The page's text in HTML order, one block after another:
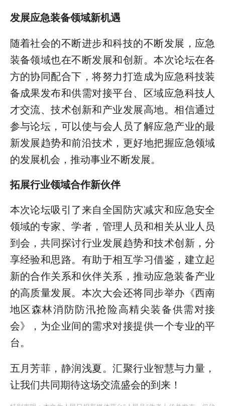
发展应急装备领域新机遇
随着社会的不断进步和科技的不断发展，应急
装备领域也在不断发展和创新。本次论坛在各
方的协同配合下，将努力打造成为应急科技装
备成果发布和供需对接平台、区域应急科技人
才交流、技术创新和产业发展高地。相信通过
参与论坛，可以使与会人员了解应急产业的最
新发展趋势和前沿技术，更好地把握应急领域
的发展机会，推动事业不断发展。
拓展行业领域合作新伙伴
本次论坛吸引了来自全国防灾减灾和应急安全
领域的专家、学者，管理人员和相关从业人员
到会，共同探讨行业发展趋势和技术创新，分
享经验和思路。有助于相互学习借鉴，建立起
新的合作关系和伙伴关系，推动应急装备产业
的高质量发展。本次大会还将同步举办《西南
地区森林消防防汛抢险高精尖装备供需对接
会》，为企业间的需求对接提供一个专业的平
台。
五月芳菲，静润浅夏。汇聚行业智慧与力量，
让我们共同期待这场交流盛会的到来！